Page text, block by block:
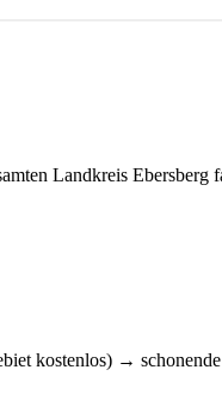
Landkreis Ebersberg
kostenlos) →